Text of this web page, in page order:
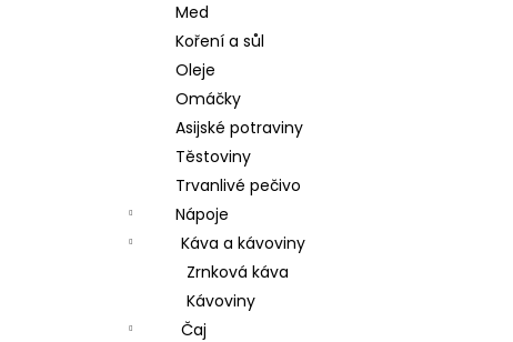
Med
Koření a sůl
Oleje
Omáčky
Asijské potraviny
Těstoviny
Trvanlivé pečivo
Nápoje
Káva a kávoviny
Zrnková káva
Kávoviny
Čaj